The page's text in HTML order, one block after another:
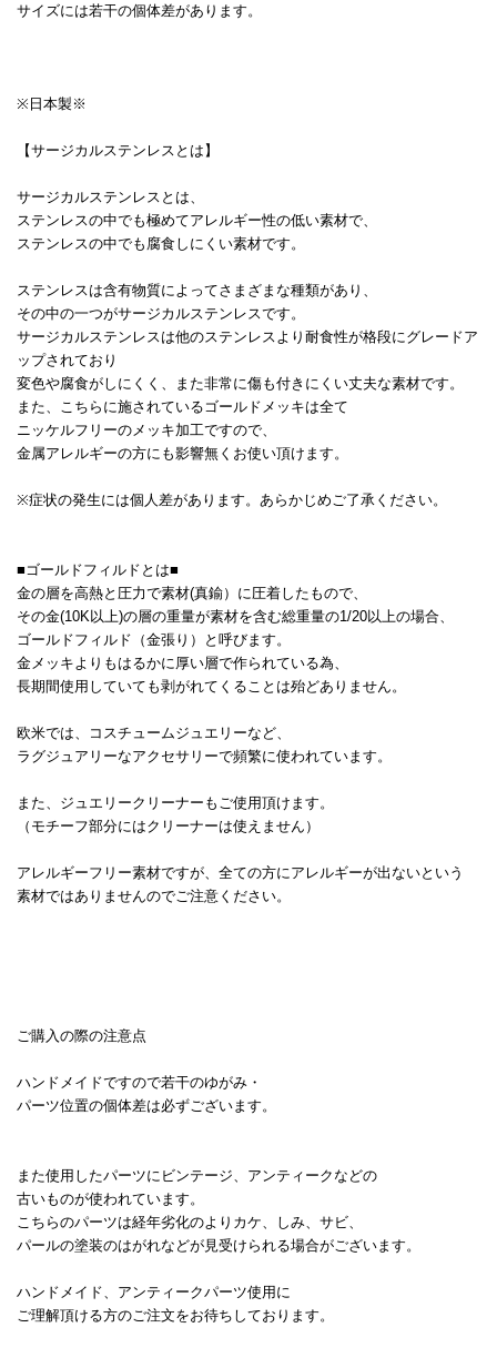
サイズには若干の個体差があります。
※日本製※
【サージカルステンレスとは】
サージカルステンレスとは、
ステンレスの中でも極めてアレルギー性の低い素材で、
ステンレスの中でも腐食しにくい素材です。
ステンレスは含有物質によってさまざまな種類があり、
その中の一つがサージカルステンレスです。
サージカルステンレスは他のステンレスより耐食性が格段にグレードア
ップされており
変色や腐食がしにくく、また非常に傷も付きにくい丈夫な素材です。
また、こちらに施されているゴールドメッキは全て
ニッケルフリーのメッキ加工ですので、
金属アレルギーの方にも影響無くお使い頂けます。
※症状の発生には個人差があります。あらかじめご了承ください。
■ゴールドフィルドとは■
金の層を高熱と圧力で素材(真鍮）に圧着したもので、
その金(10K以上)の層の重量が素材を含む総重量の1/20以上の場合、
ゴールドフィルド（金張り）と呼びます。
金メッキよりもはるかに厚い層で作られている為、
長期間使用していても剥がれてくることは殆どありません。
欧米では、コスチュームジュエリーなど、
ラグジュアリーなアクセサリーで頻繁に使われています。
また、ジュエリークリーナーもご使用頂けます。
（モチーフ部分にはクリーナーは使えません）
アレルギーフリー素材ですが、全ての方にアレルギーが出ないという
素材ではありませんのでご注意ください。
ご購入の際の注意点
ハンドメイドですので若干のゆがみ・
パーツ位置の個体差は必ずございます。
また使用したパーツにビンテージ、アンティークなどの
古いものが使われています。
こちらのパーツは経年劣化のよりカケ、しみ、サビ、
パールの塗装のはがれなどが見受けられる場合がございます。
ハンドメイド、アンティークパーツ使用に
ご理解頂ける方のご注文をお待ちしております。